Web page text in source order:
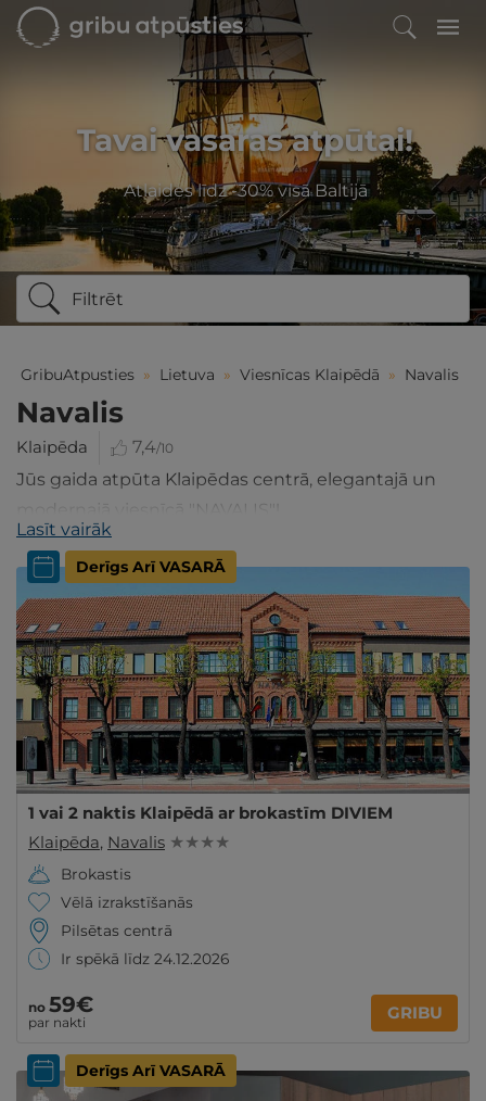
Tavai vasaras atpūtai!
Atlaides līdz -30% visā Baltijā
Filtrēt
GribuAtpusties » Lietuva » Viesnīcas Klaipēdā » Navalis
Navalis
Klaipēda 7,4/10
Jūs gaida atpūta Klaipēdas centrā, elegantajā un
modernajā viesnīcā "NAVALIS"!
Lasīt vairāk
Derīgs Arī VASARĀ
1 vai 2 naktis Klaipēdā ar brokastīm DIVIEM
Klaipēda, Navalis ★ ★ ★ ★
Brokastis
Vēlā izrakstīšanās
Pilsētas centrā
Ir spēkā līdz 24.12.2026
no 59€
par nakti GRIBU
Derīgs Arī VASARĀ